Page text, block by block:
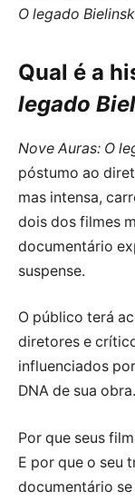
O legado
Qual é a
legado
Nove Auras: O
póstumo ao
mas intensa,
dois dos filmes
documentário
suspense.
O público terá
diretores e
influenciados
DNA de sua obra.
Por que seus
E por que o seu
documentário